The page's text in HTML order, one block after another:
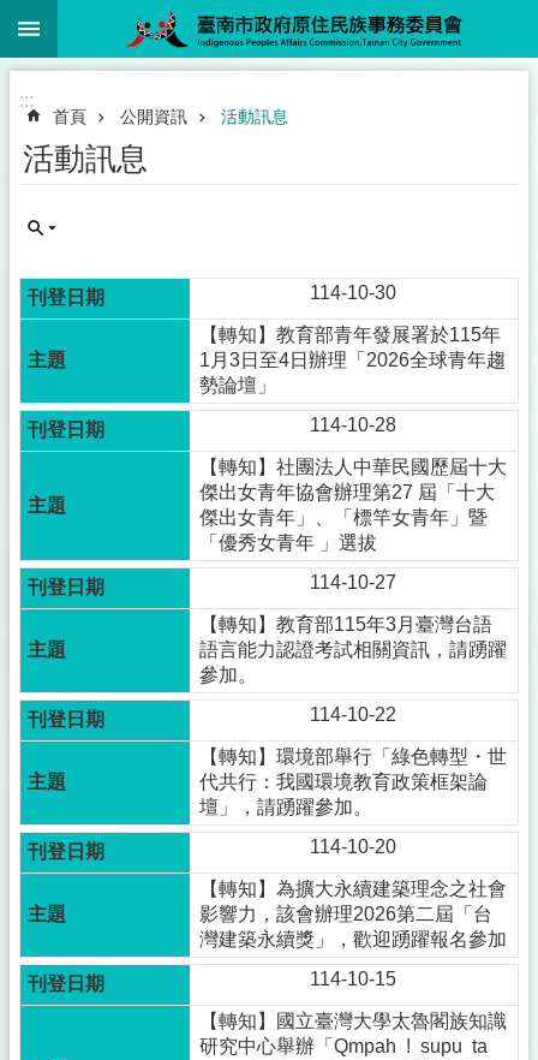
跳到主要內容區塊
:::
首頁 公開資訊 活動訊息
活動訊息
114-10-30
【轉知】教育部青年發展署於115年
1月3日至4日辦理「2026全球青年趨
勢論壇」
114-10-28
【轉知】社團法人中華民國歷屆十大
傑出女青年協會辦理第27 屆「十大
傑出女青年」、「標竿女青年」暨
「優秀女青年 」選拔
114-10-27
【轉知】教育部115年3月臺灣台語
語言能力認證考試相關資訊，請踴躍
參加。
114-10-22
【轉知】環境部舉行「綠色轉型・世
代共行：我國環境教育政策框架論
壇」，請踴躍參加。
114-10-20
【轉知】為擴大永續建築理念之社會
影響力，該會辦理2026第二屆「台
灣建築永續獎」，歡迎踴躍報名參加
114-10-15
【轉知】國立臺灣大學太魯閣族知識
研究中心舉辦「Qmpah ! supu ta